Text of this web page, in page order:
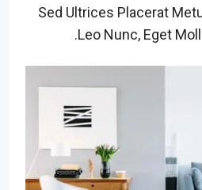
Sed Ultrices Placerat
Leo Nunc, Eget